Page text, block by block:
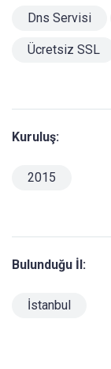
Dns Servisi
Ücretsiz SSL
Kuruluş:
2015
Bulunduğu İl:
İstanbul